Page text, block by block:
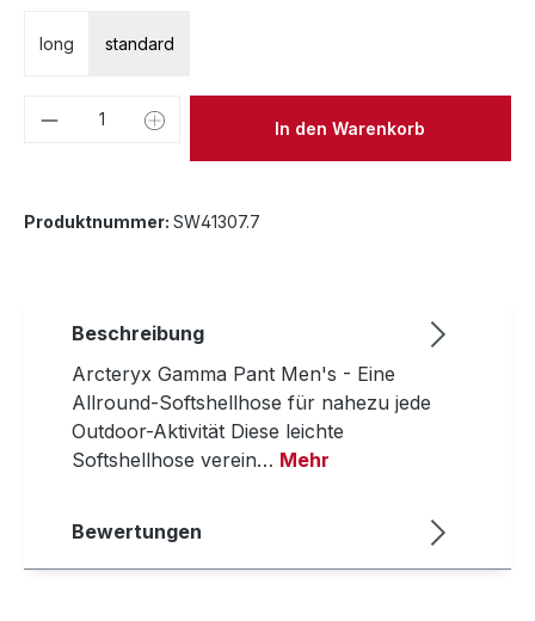
long standard
Produkt Anzahl: Gib denIn den Warenkorb
Produktnummer: SW41307.7
Beschreibung
Arcteryx Gamma Pant Men's - Eine
Allround-Softshellhose für nahezu jede
Outdoor-Aktivität Diese leichte
Softshellhose verein… Mehr
Bewertungen